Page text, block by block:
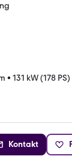
• 131 kW (178 PS)
Kontakt